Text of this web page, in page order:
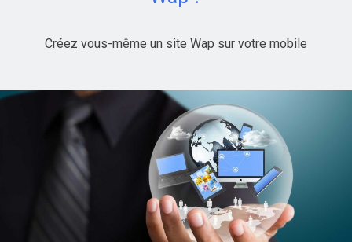
Créez vous-même un site Wap sur votre mobile